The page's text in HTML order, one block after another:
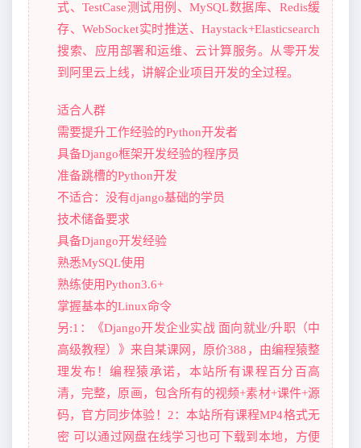
式、TestCase测试用例、MySQL数据库、Redis缓
存、WebSocket实时推送、Haystack+Elasticsearch
搜索、应用部署和运维、云计算服务。从零开发
到阿里云上线，讲解企业项目开发的全过程。
适合人群
需要提升工作经验的Python开发者
具备Django框架开发经验的程序员
准备跳槽的Python开发
不适合：没有django基础的学员
技术储备要求
具备Django开发经验
熟悉MySQL使用
熟练使用Python3.6+
掌握基本的Linux命令
另:1：《Django开发企业实战 面向就业/升职（中
高级教程）》来自某课网，原价388，由编程猿整
理发布！编程猿承诺，本站所有课程百分百高
清，完整，原画，包含所有的视频+素材+课件+源
码，官方同步体验！2：本站所有课程MP4格式无
密 可以通过网盘在线学习也可下载到本地，方便